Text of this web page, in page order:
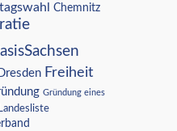
Chemnitz
Freiheit
Gründung eines
Landesliste